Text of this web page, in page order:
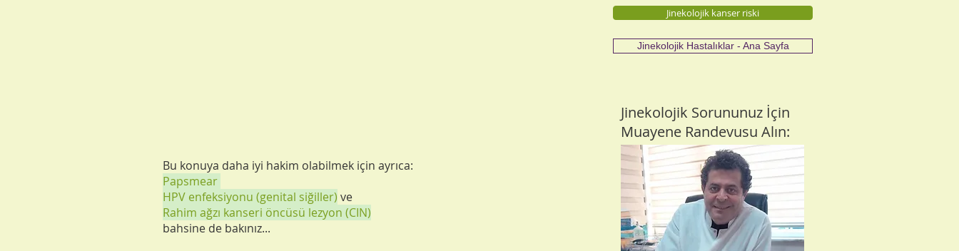
Bu konuya daha iyi hakim olabilmek için ayrıca:
Papsmear
HPV enfeksiyonu (genital siğiller) ve
Rahim ağzı kanseri öncüsü lezyon (CIN)
bahsine de bakınız...
Jinekolojik kanser riski
Jinekolojik Hastalıklar - Ana Sayfa
Jinekolojik Sorununuz İçin
Muayene Randevusu Alın: